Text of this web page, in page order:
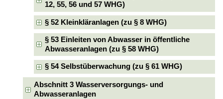
12, 55, 56 und 57 WHG)
§ 52 Kleinkläranlagen (zu § 8 WHG)
§ 53 Einleiten von Abwasser in öffentliche
Abwasseranlagen (zu § 58 WHG)
§ 54 Selbstüberwachung (zu § 61 WHG)
Abschnitt 3 Wasserversorgungs- und
Abwasseranlagen